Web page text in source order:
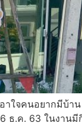
าใจคนอยากมีบ้
ธ.ค. 63 ในงา